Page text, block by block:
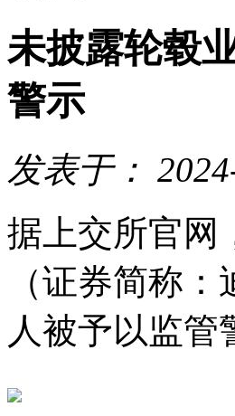
未披露轮毂
警示
发表于：
据上交所官网
（证券简称
人被予以监管